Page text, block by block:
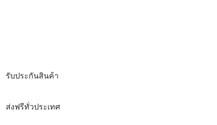
รับประกันสินค้า
ส่งฟรีทั่วประเทศ